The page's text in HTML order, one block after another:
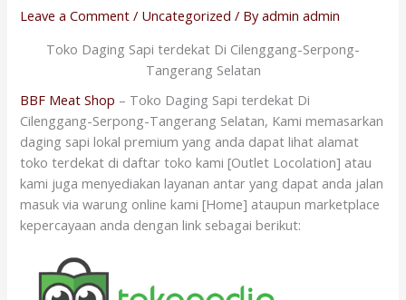
Leave a Comment / Uncategorized / Byadmin admin
Toko Daging Sapi terdekat Di Cilenggang-Serpong-
Tangerang Selatan
BBF Meat Shop – Toko Daging Sapi terdekat Di
Cilenggang-Serpong-Tangerang Selatan, Kami memasarkan
daging sapi lokal premium yang anda dapat lihat alamat
toko terdekat di daftar toko kami [Outlet Locolation] atau
kami juga menyediakan layanan antar yang dapat anda jalan
masuk via warung online kami [Home] ataupun marketplace
kepercayaan anda dengan link sebagai berikut: